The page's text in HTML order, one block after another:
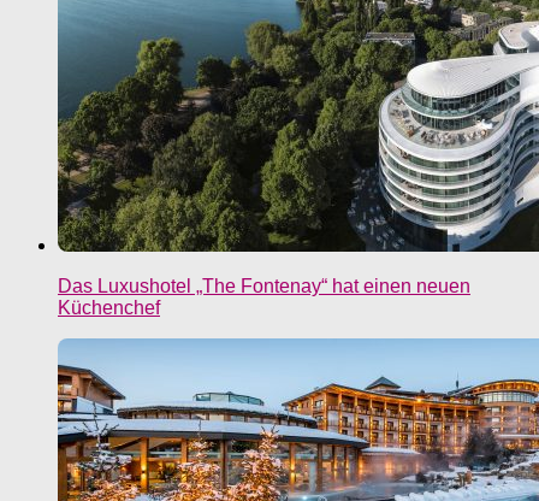
Das Luxushotel „The Fontenay“ hat einen neuen
Küchenchef